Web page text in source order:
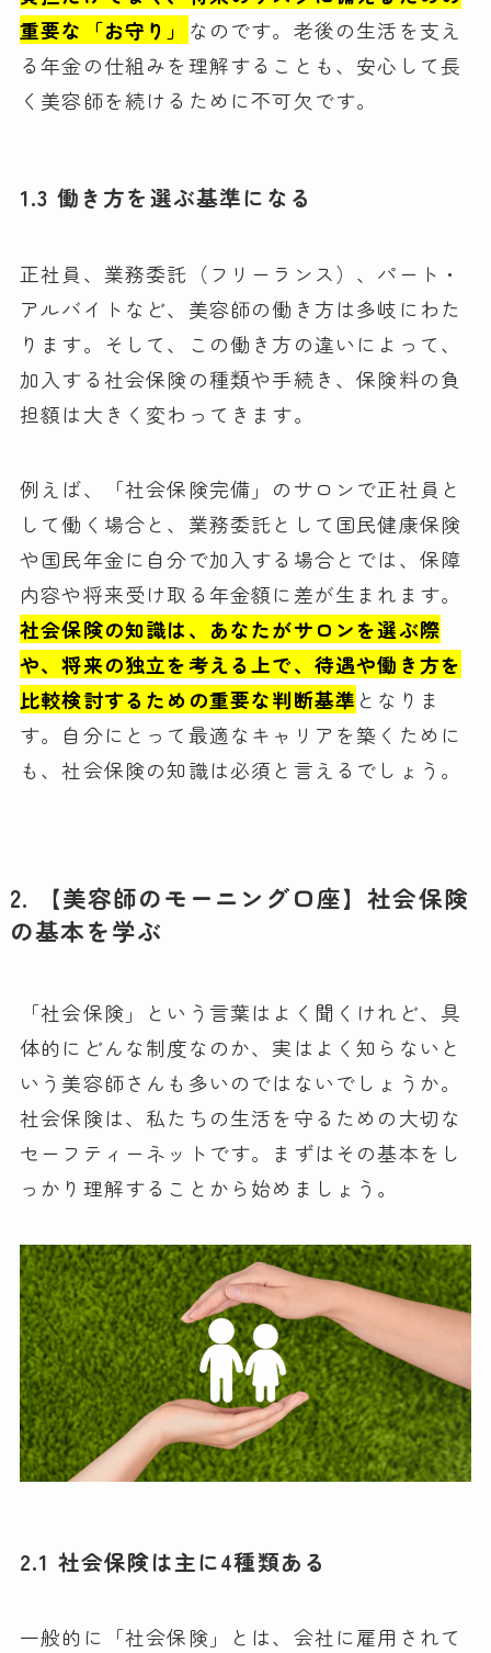
重要な「お守り」 なのです。老後の生活を支え
る年金の仕組みを理解することも、安心して長
く美容師を続けるために不可欠です。
1.3 働き方を選ぶ基準になる
正社員、業務委託（フリーランス）、パート・
アルバイトなど、美容師の働き方は多岐にわた
ります。そして、この働き方の違いによって、
加入する社会保険の種類や手続き、保険料の負
担額は大きく変わってきます。
例えば、「社会保険完備」のサロンで正社員と
して働く場合と、業務委託として国民健康保険
や国民年金に自分で加入する場合とでは、保障
内容や将来受け取る年金額に差が生まれます。
社会保険の知識は、あなたがサロンを選ぶ際
や、将来の独立を考える上で、待遇や働き方を
比較検討するための重要な判断基準 となりま
す。自分にとって最適なキャリアを築くために
も、社会保険の知識は必須と言えるでしょう。
2. 【美容師のモーニング口座】社会保険
の基本を学ぶ
「社会保険」という言葉はよく聞くけれど、具
体的にどんな制度なのか、実はよく知らないと
いう美容師さんも多いのではないでしょうか。
社会保険は、私たちの生活を守るための大切な
セーフティーネットです。まずはその基本をし
っかり理解することから始めましょう。
2.1 社会保険は主に4種類ある
一般的に「社会保険」とは、会社に雇用されて